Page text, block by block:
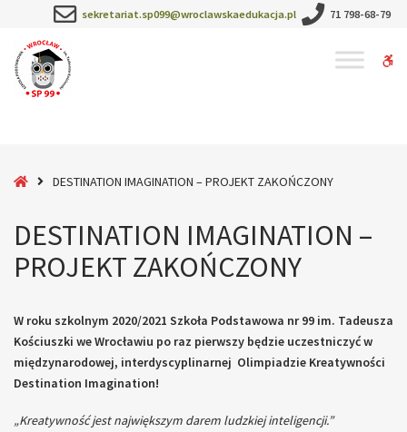
IMAGINATION
PROJEKT
sekretariat.sp099@wroclawskaedukacja.pl 71 798-68-79
HomeDESTINATION IMAGINATION – PROJEKT ZAKOŃCZONY
DESTINATION IMAGINATION –
PROJEKT ZAKOŃCZONY
W roku szkolnym 2020/2021 Szkoła Podstawowa nr 99 im. Tadeusza
Kościuszki we Wrocławiu po raz pierwszy będzie uczestniczyć w
międzynarodowej, interdyscyplinarnej Olimpiadzie Kreatywności
Destination Imagination!
„Kreatywność jest największym darem ludzkiej inteligencji.”